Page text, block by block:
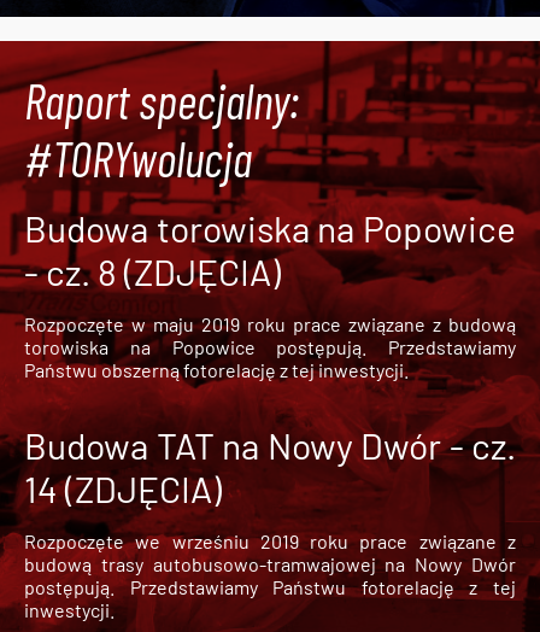
Raport specjalny:
#TORYwolucja
Budowa torowiska na Popowice
- cz. 8 (ZDJĘCIA)
Rozpoczęte w maju 2019 roku prace związane z budową
torowiska na Popowice
postępują. Przedstawiamy
Państwu obszerną fotorelację z tej inwestycji.
Budowa TAT na Nowy Dwór - cz.
14 (ZDJĘCIA)
Rozpoczęte we wrześniu 2019 roku prace związane z
budową trasy autobusowo-tramwajowej na Nowy Dwór
postępują. Przedstawiamy Państwu fotorelację z tej
inwestycji.